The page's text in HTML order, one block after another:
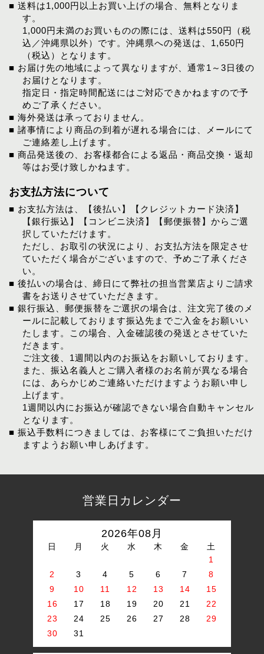
■ 送料は1,000円以上お買い上げの場合、無料となりま
す。
1,000円未満のお買いものの際には、送料は550円（税
込／沖縄県以外）です。沖縄県への発送は、1,650円
（税込）となります。
■ お届け先の地域によって異なりますが、通常1～3日後の
お届けとなります。
指定日・指定時間配送にはご対応できかねますので予
めご了承ください。
■ 海外発送は承っておりません。
■ 諸事情により商品の到着が遅れる場合には、メールにて
ご連絡差し上げます。
■ 商品発送後の、お客様都合による返品・商品交換・返却
等はお受け致しかねます。
お支払方法について
■ お支払方法は、【後払い】【クレジットカード決済】
【銀行振込】【コンビニ決済】【郵便振替】からご選
択していただけます。
ただし、お取引の状況により、お支払方法を限定させ
ていただく場合がございますので、予めご了承くださ
い。
■ 後払いの場合は、締日にて弊社の担当営業店よりご請求
書をお送りさせていただきます。
■ 銀行振込、郵便振替をご選択の場合は、注文完了後のメ
ールに記載しております振込先までご入金をお願いい
たします。この場合、入金確認後の発送とさせていた
だきます。
ご注文後、1週間以内のお振込をお願いしております。
また、振込名義人とご購入者様のお名前が異なる場合
には、あらかじめご連絡いただけますようお願い申し
上げます。
1週間以内にお振込が確認できない場合自動キャンセル
となります。
■ 振込手数料につきましては、お客様にてご負担いただけ
ますようお願い申しあげます。
営業日カレンダー
2026年08月
日 月 火 水 木 金
土
1
2
3 4 5 6 7
8
9
10 11 12 13 14
15
16
17 18 19 20 21
22
23
24 25 26 27 28
29
30
31